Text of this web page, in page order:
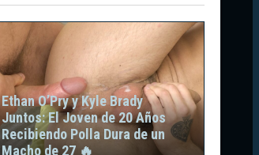
Ethan O’Pry y Kyle Brady
Juntos: El Joven de 20 Años
Recibiendo Polla Dura de un
Macho de 27 🔥